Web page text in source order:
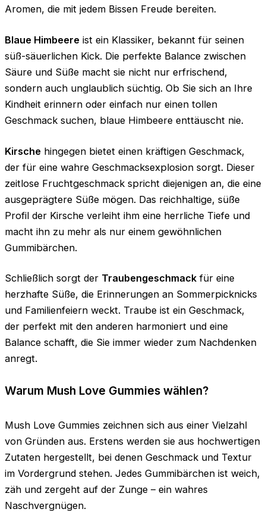
Aromen, die mit jedem Bissen Freude bereiten.
Blaue Himbeere ist ein Klassiker, bekannt für seinen
süß-säuerlichen Kick. Die perfekte Balance zwischen
Säure und Süße macht sie nicht nur erfrischend,
sondern auch unglaublich süchtig. Ob Sie sich an Ihre
Kindheit erinnern oder einfach nur einen tollen
Geschmack suchen, blaue Himbeere enttäuscht nie.
Kirsche hingegen bietet einen kräftigen Geschmack,
der für eine wahre Geschmacksexplosion sorgt. Dieser
zeitlose Fruchtgeschmack spricht diejenigen an, die eine
ausgeprägtere Süße mögen. Das reichhaltige, süße
Profil der Kirsche verleiht ihm eine herrliche Tiefe und
macht ihn zu mehr als nur einem gewöhnlichen
Gummibärchen.
Schließlich sorgt der Traubengeschmack für eine
herzhafte Süße, die Erinnerungen an Sommerpicknicks
und Familienfeiern weckt. Traube ist ein Geschmack,
der perfekt mit den anderen harmoniert und eine
Balance schafft, die Sie immer wieder zum Nachdenken
anregt.
Warum Mush Love Gummies wählen?
Mush Love Gummies zeichnen sich aus einer Vielzahl
von Gründen aus. Erstens werden sie aus hochwertigen
Zutaten hergestellt, bei denen Geschmack und Textur
im Vordergrund stehen. Jedes Gummibärchen ist weich,
zäh und zergeht auf der Zunge – ein wahres
Naschvergnügen.